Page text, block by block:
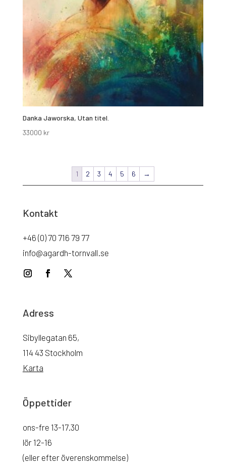
Danka Jaworska, Utan titel.
33000 kr
1 2 3 4 5 6 →
Kontakt
+46 (0) 70 716 79 77
info@agardh-tornvall.se
Adress
Sibyllegatan 65,
114 43 Stockholm
Karta
Öppettider
ons-fre 13-17.30
lör 12-16
(eller efter överenskommelse)